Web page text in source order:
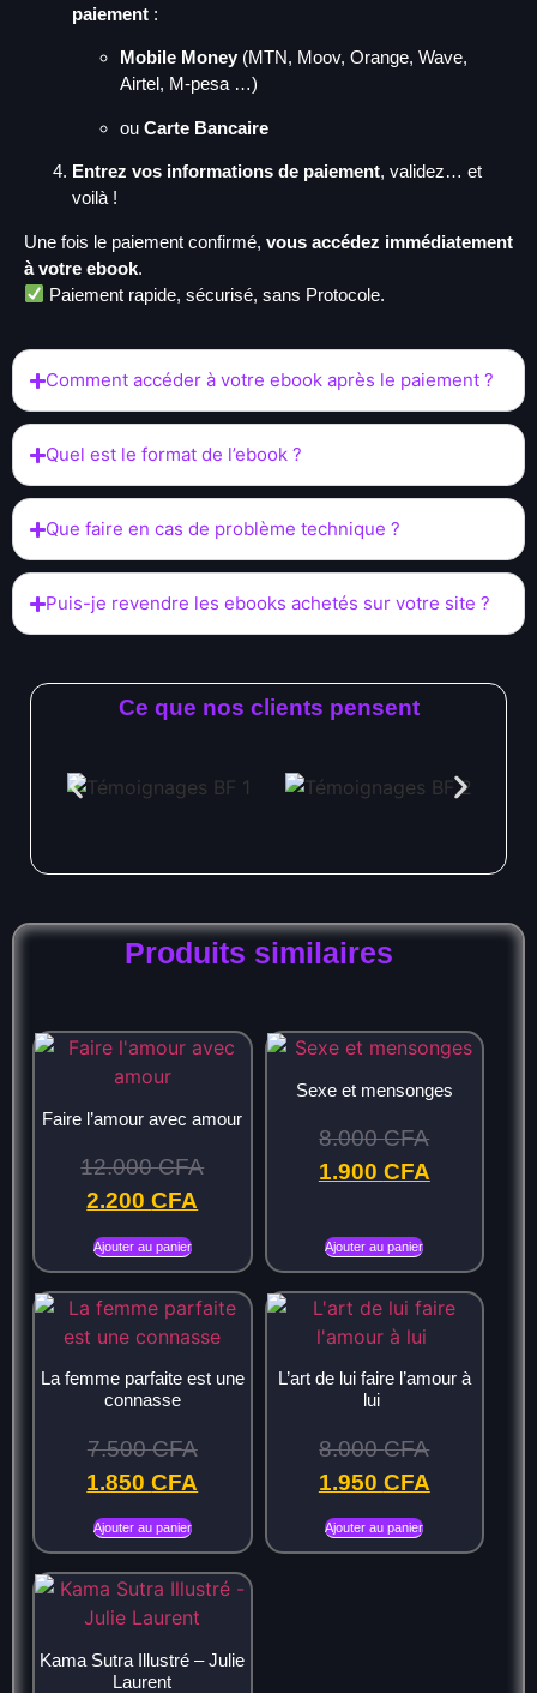
paiement :
Mobile Money (MTN, Moov, Orange, Wave,
Airtel, M-pesa …)
ou Carte Bancaire
Entrez vos informations de paiement, validez… et
voilà !
Une fois le paiement confirmé, vous accédez immédiatement
à votre ebook.
Paiement rapide, sécurisé, sans Protocole.
Comment accéder à votre ebook après le paiement ?
Quel est le format de l’ebook ?
Que faire en cas de problème technique ?
Puis-je revendre les ebooks achetés sur votre site ?
Ce que nos clients pensent
Produits similaires
Faire l’amour avec amour
12.000CFA
2.200CFA
Ajouter au panier
Sexe et mensonges
8.000CFA
1.900 CFA
Ajouter au panier
La femme parfaite est une
connasse
7.500CFA
1.850CFA
Ajouter au panier
L’art de lui faire l’amour à
lui
8.000CFA
1.950 CFA
Ajouter au panier
Kama Sutra Illustré – Julie
Laurent